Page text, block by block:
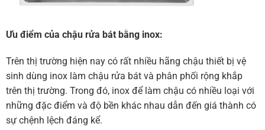
Ưu điểm của chậu rửa bát bằng inox:
Trên thị trường hiện nay có rất nhiều hãng chậu thiết bị vệ
sinh dùng inox làm chậu rửa bát và phân phối rộng khắp
trên thị trường. Trong ­đó, inox ­để làm chậu có nhiều loại với
những đặc đ­iểm và ­độ bền khác nhau dẫn ­đến giá thành có
sự chệnh lệch đáng kể.